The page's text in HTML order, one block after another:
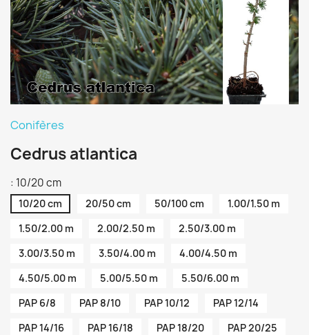
Conifères
Cedrus atlantica
: 10/20 cm
10/20 cm 20/50 cm 50/100 cm
1.00/1.50 m
1.50/2.00 m
2.00/2.50 m
2.50/3.00 m
3.00/3.50 m
3.50/4.00 m
4.00/4.50 m
4.50/5.00 m
5.00/5.50 m
5.50/6.00 m
PAP 6/8
PAP 8/10 PAP 10/12
PAP 12/14
PAP 14/16
PAP 16/18 PAP 18/20 PAP 20/25